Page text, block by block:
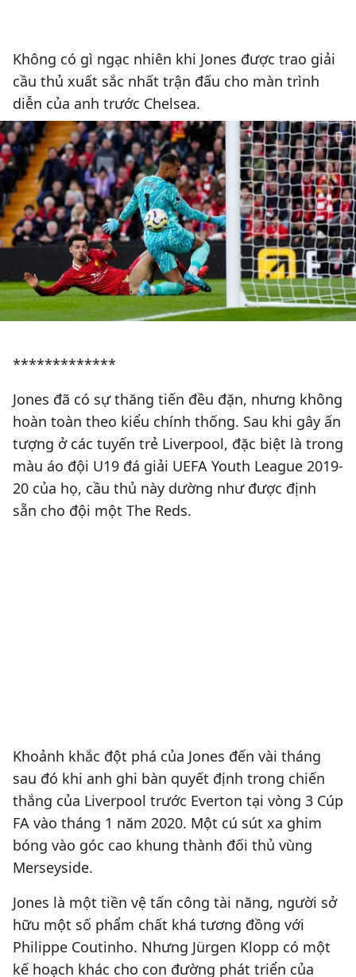
Không có gì ngạc nhiên khi Jones được trao giải
cầu thủ xuất sắc nhất trận đấu cho màn trình
diễn của anh trước Chelsea.
*************
Jones đã có sự thăng tiến đều đặn, nhưng không
hoàn toàn theo kiểu chính thống. Sau khi gây ấn
tượng ở các tuyến trẻ Liverpool, đặc biệt là trong
màu áo đội U19 đá giải UEFA Youth League 2019-
20 của họ, cầu thủ này dường như được định
sẵn cho đội một The Reds.
Khoảnh khắc đột phá của Jones đến vài tháng
sau đó khi anh ghi bàn quyết định trong chiến
thắng của Liverpool trước Everton tại vòng 3 Cúp
FA vào tháng 1 năm 2020. Một cú sút xa ghim
bóng vào góc cao khung thành đối thủ vùng
Merseyside.
Jones là một tiền vệ tấn công tài năng, người sở
hữu một số phẩm chất khá tương đồng với
Philippe Coutinho. Nhưng Jürgen Klopp có một
kế hoạch khác cho con đường phát triển của